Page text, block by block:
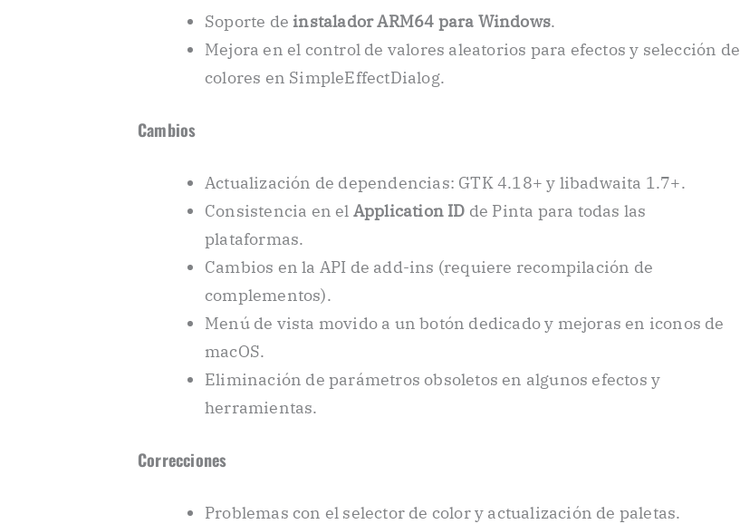
Soporte de instalador ARM64 para Windows.
Mejora en el control de valores aleatorios para efectos y selección de
colores en SimpleEffectDialog.
Cambios
Actualización de dependencias: GTK 4.18+ y libadwaita 1.7+.
Consistencia en el Application ID de Pinta para todas las
plataformas.
Cambios en la API de add-ins (requiere recompilación de
complementos).
Menú de vista movido a un botón dedicado y mejoras en iconos de
macOS.
Eliminación de parámetros obsoletos en algunos efectos y
herramientas.
Correcciones
Problemas con el selector de color y actualización de paletas.